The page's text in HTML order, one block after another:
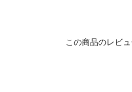
この商品のレビ